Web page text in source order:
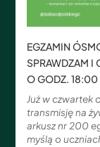
EGZAMIN
SPRAWDZAM I
O GODZ. 18:00
Już w czwartek
transmisję na
arkusz nr 200
myślą o